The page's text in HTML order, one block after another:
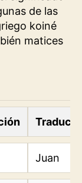
de las
koiné
matices
Juan